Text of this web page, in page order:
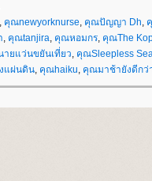
, คุณnewyorknurse, คุณปัญญา Dh,
, คุณtanjira, คุณหอมกร, คุณThe
ยแว่นขยันเที่ยว, คุณSleepless
แผ่นดิน, คุณhaiku, คุณมาช้ายังดีกว่